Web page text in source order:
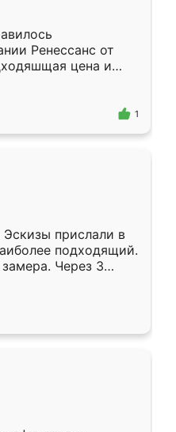
Ренессанс от
цена и
Приехавший
самый
1
Эскизы прислали в
подходящий.
Через 3
Остались
Ренессанс
работу!